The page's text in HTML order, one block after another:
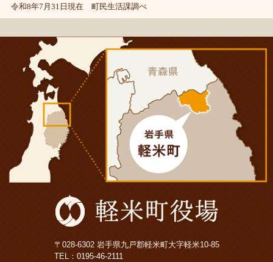
令和8年7月31日現在 町民生活課調べ
〒028-6302 岩手県九戸郡軽米町大字軽米10-85
TEL： 0195-46-2111